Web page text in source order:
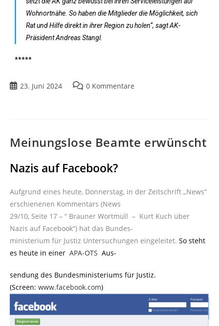
Wohnortnähe. So haben die Mitglieder die Möglichkeit, sich
Rat und Hilfe direkt in ihrer Region zu holen“, sagt AK-
Präsident Andreas Stangl.
*****
23. Juni 2024 0 Kommentare
Meinungslose Beamte erwünscht
Nazis auf Facebook?
Aufgrund eines heute, Donnerstag, in der Zeitschrift „News“
erschienenen Kommentars (News
29/10, Seite 17 – “ Brauner Wortmüll – Kurt Kuch über
Nazis auf Facebook“) hat das Bundes-
ministerium für Justiz Untersuchungen eingeleitet. So steht
es heute in einer APA-OTS Aus-
sendung des Bundesministeriums für Justiz.
(Screen: www.facebook.com)